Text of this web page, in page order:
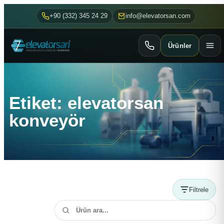
+90 (332) 345 24 29 info@elevatorsan.com
Ürünler
Etiket: elevatorsan
konveyör
Filtrele